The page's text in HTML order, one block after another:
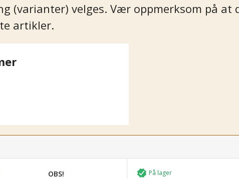
(varianter) velges. Vær oppmerksom på at
artikler.
OBS!
På lager